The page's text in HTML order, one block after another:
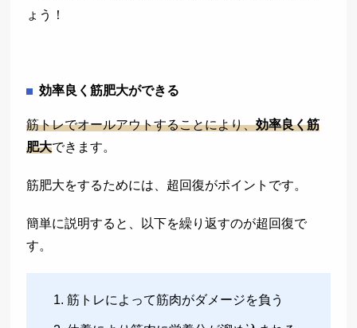
ょう！
効率良く筋肥大ができる
筋トレでオールアウトすることにより、効率良く筋
肥大できます。
筋肥大をするためには、超回復がポイントです。
簡単に説明すると、以下を繰り返すのが超回復で
す。
筋トレによって筋肉がダメージを負う